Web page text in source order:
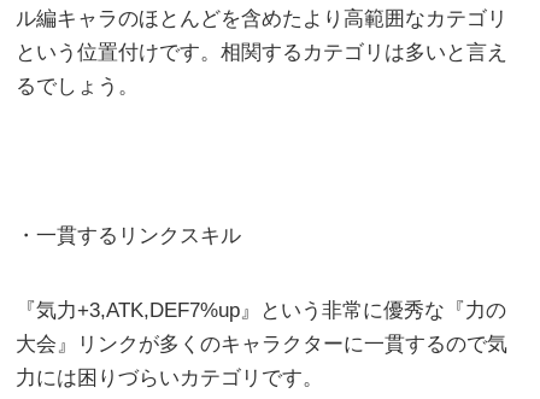
ル編キャラのほとんどを含めたより高範囲なカテゴリ
という位置付けです。相関するカテゴリは多いと言え
るでしょう。
・一貫するリンクスキル
『気力+3,ATK,DEF7%up』という非常に優秀な『力の
大会』リンクが多くのキャラクターに一貫するので気
力には困りづらいカテゴリです。